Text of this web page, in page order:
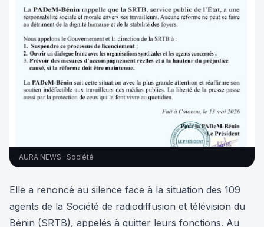
AURA NEWS · Société
Elle a renoncé au silence face à la situation des 109
agents de la Société de radiodiffusion et télévision du
Bénin (SRTB), appelés à quitter leurs fonctions. Au